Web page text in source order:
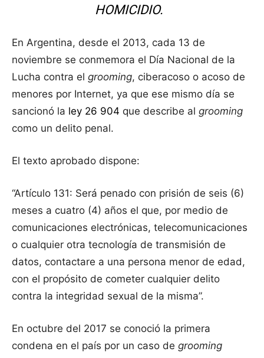
HOMICIDIO.
En Argentina, desde el 2013, cada 13 de
noviembre se conmemora el Día Nacional de la
Lucha contra el grooming, ciberacoso o acoso de
menores por Internet, ya que ese mismo día se
sancionó la ley 26 904 que describe al grooming
como un delito penal.
El texto aprobado dispone:
“Artículo 131: Será penado con prisión de seis (6)
meses a cuatro (4) años el que, por medio de
comunicaciones electrónicas, telecomunicaciones
o cualquier otra tecnología de transmisión de
datos, contactare a una persona menor de edad,
con el propósito de cometer cualquier delito
contra la integridad sexual de la misma”.
En octubre del 2017 se conoció la primera
condena en el país por un caso de grooming